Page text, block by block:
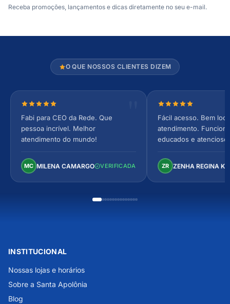
Receba promoções, lançamentos e dicas diretamente no seu e-mail.
O QUE NOSSOS CLIENTES DIZEM
Nota 5 de 5 estrelas
Fabi para CEO da Rede. Que
pessoa incrível. Melhor
atendimento do mundo!
MC MILENA CAMARGO VERIFICADA
Nota 5 de 5
Fácil acesso. Bem
atendimento.
educados e
Perfeito!
ZR ZENHA REGINA
INSTITUCIONAL
Nossas lojas e horários
Sobre a Santa Apolônia
Blog